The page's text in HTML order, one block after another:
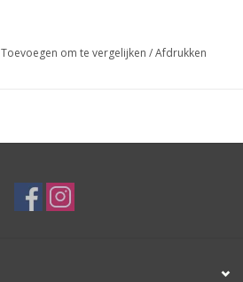
Toevoegen om te vergelijken /Afdrukken